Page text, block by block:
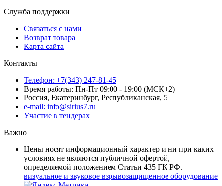
Служба поддержки
Связаться с нами
Возврат товара
Карта сайта
Контакты
Телефон: +7(343) 247-81-45
Время работы: Пн-Пт 09:00 - 19:00 (МСК+2)
Россия, Екатеринбург, Республиканская, 5
e-mail: info@sirius7.ru
Участие в тендерах
Важно
Цены носят информационный характер и ни при каких
условиях не являются публичной офертой,
определяемой положением Статьи 435 ГК РФ.
визуальное и звуковое взрывозащищенное оборудование